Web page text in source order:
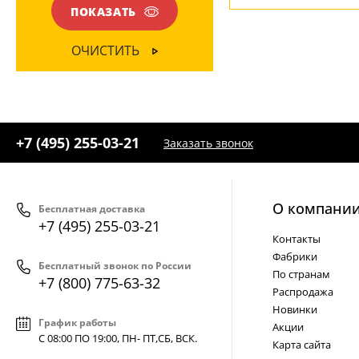
ПОКАЗАТЬ
ОЧИСТИТЬ
+7 (495) 255-03-21 Заказать звонок
Бесплатная доставка
+7 (495) 255-03-21
Бесплатный звонок по России
+7 (800) 775-63-32
График работы
С 08:00 ПО 19:00, ПН- ПТ,СБ, ВСК.
О
Контакты
Фабрики
По странам
Распродажа
Новинки
Акции
Карта сайта